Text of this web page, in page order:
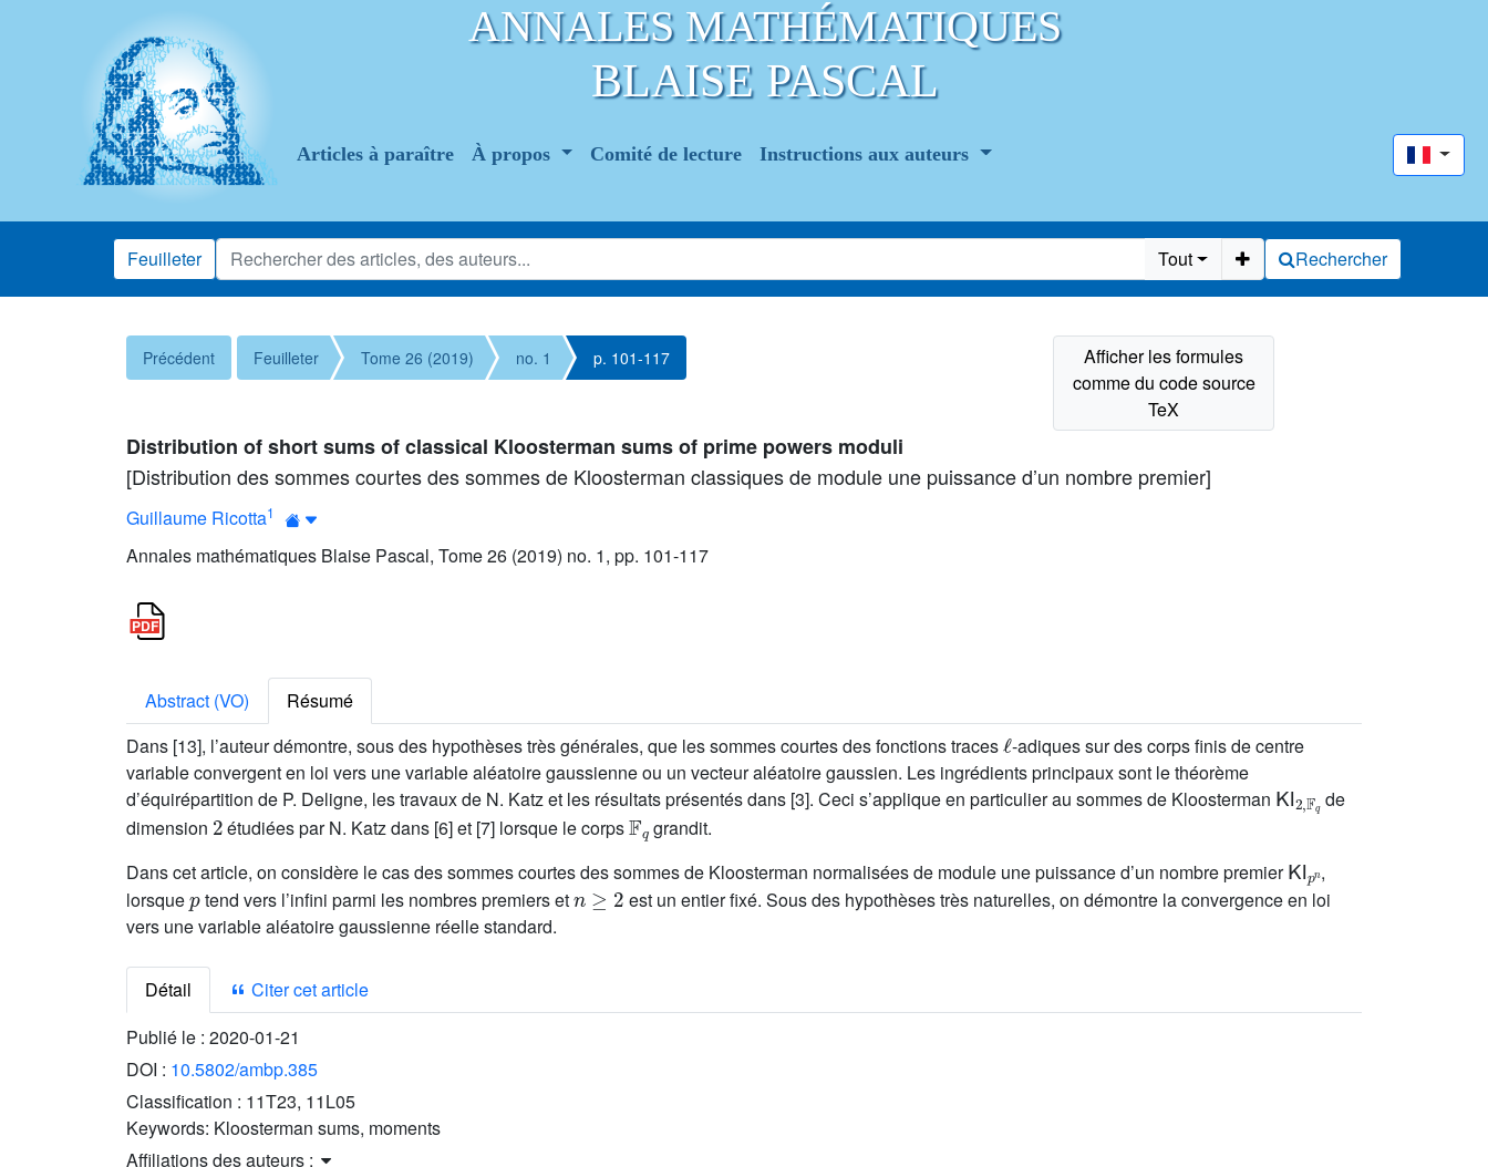
ANNALES MATHÉMATIQUES
BLAISE PASCAL
Articles à paraître À propos Comité de lecture Instructions aux auteurs
Feuilleter Tout Rechercher
Précédent Feuilleter Tome 26 (2019) no. 1 p. 101-117
Distribution of short sums of classical Kloosterman sums of prime powers moduli
[Distribution des sommes courtes des sommes de Kloosterman classiques de module une puissance d’un nombre premier]
Guillaume Ricotta1
Annales mathématiques Blaise Pascal, Tome 26 (2019) no. 1, pp. 101-117
Abstract (VO)
Résumé
Dans [13], l’auteur démontre, sous des hypothèses très générales, que les sommes courtes des fonctions traces
ℓ
-adiques sur des corps finis de centre
variable convergent en loi vers une variable aléatoire gaussienne ou un vecteur aléatoire gaussien. Les ingrédients principaux sont le théorème
d’équirépartition de P. Deligne, les travaux de N. Katz et les résultats présentés dans [3]. Ceci s’applique en particulier au sommes de Kloosterman
de
dimension
2
étudiées par N. Katz dans [6] et [7] lorsque le corps
𝔽q
grandit.
Dans cet article, on considère le cas des sommes courtes des sommes de Kloosterman normalisées de module une puissance d’un nombre premier
,
lorsque
p
tend vers l’infini parmi les nombres premiers et
n≥2
est un entier fixé. Sous des hypothèses très naturelles, on démontre la convergence en loi
vers une variable aléatoire gaussienne réelle standard.
Détail
Citer cet article
Publié le : 2020-01-21
DOI : 10.5802/ambp.385
Classification : 11T23, 11L05
Keywords: Kloosterman sums, moments
Affiliations des auteurs :